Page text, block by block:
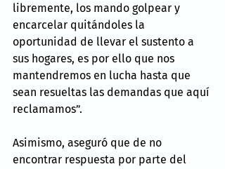
libremente, los mando golpear y
encarcelar quitándoles la
oportunidad de llevar el sustento a
sus hogares, es por ello que nos
mantendremos en lucha hasta que
sean resueltas las demandas que aquí
reclamamos”.
Asimismo, aseguró que de no
encontrar respuesta por parte del